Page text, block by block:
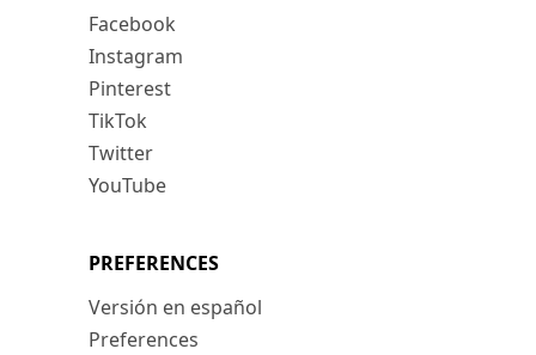
Facebook
Instagram
Pinterest
TikTok
Twitter
YouTube
PREFERENCES
Versión en español
Preferences